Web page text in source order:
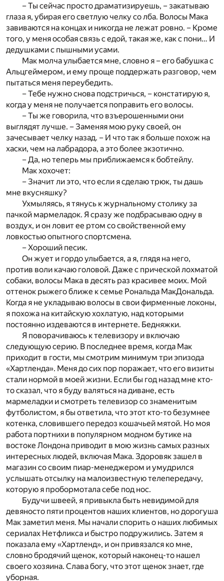
– Ты сейчас просто драматизируешь, – закатываю
глаза я, убирая его светлую челку со лба. Волосы Мака
завиваются на концах и никогда не лежат ровно. – Кроме
того, у меня особая связь с едой, такая же, как с пони… И
дедушками с пышными усами.
Мак молча улыбается мне, словно я – его бабушка с
Альцгеймером, и ему проще поддержать разговор, чем
пытаться меня переубедить.
– Тебе нужно снова подстричься, – констатирую я,
когда у меня не получается поправить его волосы.
– Ты же говорила, что взъерошенными они
выглядят лучше. – Заменяя мою руку своей, он
зачесывает челку назад. – И что так я больше похож на
хаски, чем на лабрадора, а это более экзотично.
– Да, но теперь мы приближаемся к бобтейлу.
Мак хохочет:
– Значит ли это, что если я сделаю трюк, ты дашь
мне вкусняшку?
Ухмыляясь, я тянусь к журнальному столику за
пачкой мармеладок. Я сразу же подбрасываю одну в
воздух, и он ловит ее ртом со свойственной ему
ловкостью опытного спортсмена.
– Хороший песик.
Он жует и гордо улыбается, а я, глядя на него,
против воли качаю головой. Даже с прической лохматой
собаки, волосы Мака в десять раз красивее моих. Мой
оттенок рыжего ближе к семье Рональда МакДональда.
Когда я не укладываю волосы в свои фирменные локоны,
я похожа на китайскую хохлатую, над которыми
постоянно издеваются в интернете. Бедняжки.
Я поворачиваюсь к телевизору и включаю
следующую серию. В последнее время, когда Мак
приходит в гости, мы смотрим минимум три эпизода
«Хартленда». Меня до сих пор поражает, что его визиты
стали нормой в моей жизни. Если бы год назад мне кто-
то сказал, что я буду валяться на диване, есть
мармеладки и смотреть телевизор со знаменитым
футболистом, я бы ответила, что этот кто-то безумнее
котенка, словившего передоз кошачьей мятой. Но моя
работа портнихи в популярном модном бутике на
востоке Лондона приводит в мою жизнь самых разных
интересных людей, включая Мака. Здоровяк зашел в
магазин со своим пиар-менеджером и умудрился
услышать отсылку на малоизвестную телепередачу,
которую я пробормотала себе под нос.
Будучи швеей, я привыкла быть невидимой для
девяносто пяти процентов наших клиентов, но дорогуша
Мак заметил меня. Мы начали спорить о наших любимых
сериалах Нетфликса и быстро подружились. Затем я
показала ему «Хартленд», и он привязался ко мне,
словно бродячий щенок, который наконец-то нашел
своего хозяина. Слава богу, что этот щенок знает, где
уборная.